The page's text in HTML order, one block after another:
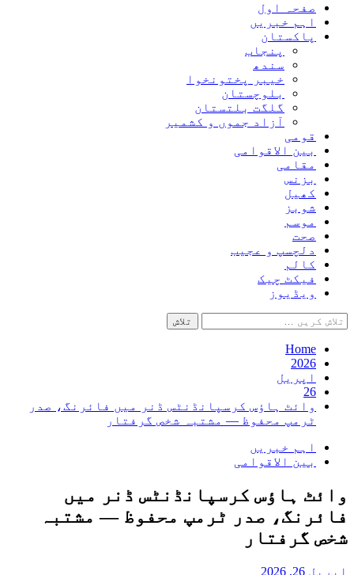
صفحہ اول
اہم خبریں
پاکستان
پنجاب
سندھ
خیبر پختونخوا
بلوچستان
گلگت بلتستان
آزاد جموں و کشمیر
قومی
بین الاقوامی
مقامی
بزنس
کھیل
شوبز
موسم
صحت
دلچسپ و عجیب
کالم
فیکٹ چیک
ویڈیوز
تلاش
کریں
برائے:Home
2026
اپریل
26
وائٹ ہاؤس کرسپانڈنٹس ڈنر میں فائرنگ، صدر
ٹرمپ محفوظ — مشتبہ شخص گرفتار
اہم خبریں
بین الاقوامی
وائٹ ہاؤس کرسپانڈنٹس ڈنر میں
فائرنگ، صدر ٹرمپ محفوظ — مشتبہ
شخص گرفتار
اپریل 26, 2026